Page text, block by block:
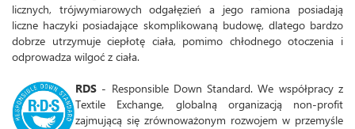
licznych, trójwymiarowych odgałęzień a jego ramiona posiadają
liczne haczyki posiadające skomplikowaną budowę, dlatego bardzo
dobrze utrzymuje ciepłotę ciała, pomimo chłodnego otoczenia i
odprowadza wilgoć z ciała.
RDS - Responsible Down Standard. We współpracy z
Textile Exchange, globalną organizacją non-profit
zajmującą się zrównoważonym rozwojem w przemyśle